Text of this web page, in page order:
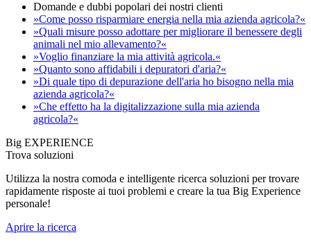
Domande e dubbi popolari dei nostri clienti
»Come posso risparmiare energia nella mia azienda agricola?«
»Quali misure posso adottare per migliorare il benessere degli
animali nel mio allevamento?«
»Voglio finanziare la mia attività agricola.«
»Quanto sono affidabili i depuratori d'aria?«
»Di quale tipo di depurazione dell'aria ho bisogno nella mia
azienda agricola?«
»Che effetto ha la digitalizzazione sulla mia azienda
agricola?«
Big EXPERIENCE
Trova soluzioni
Utilizza la nostra comoda e intelligente ricerca soluzioni per trovare
rapidamente risposte ai tuoi problemi e creare la tua Big Experience
personale!
Aprire la ricerca